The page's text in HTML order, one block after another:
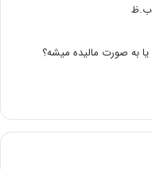
به صورت مالیده میشه؟